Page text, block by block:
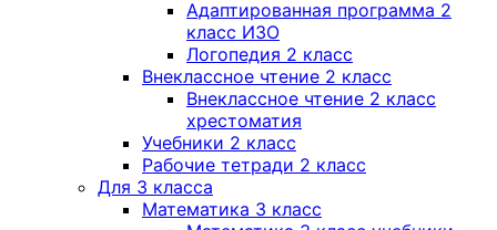
Адаптированная программа 2
класс ИЗО
Логопедия 2 класс
Внеклассное чтение 2 класс
Внеклассное чтение 2 класс
хрестоматия
Учебники 2 класс
Рабочие тетради 2 класс
Для 3 класса
Математика 3 класс